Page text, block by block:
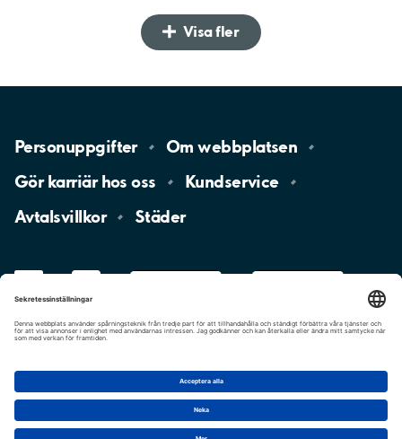
Visa fler
Personuppgifter Omwebbplatsen
Gör karriär hososs
Kundservice
Avtalsvillkor
Städer
Cookie-inställningar